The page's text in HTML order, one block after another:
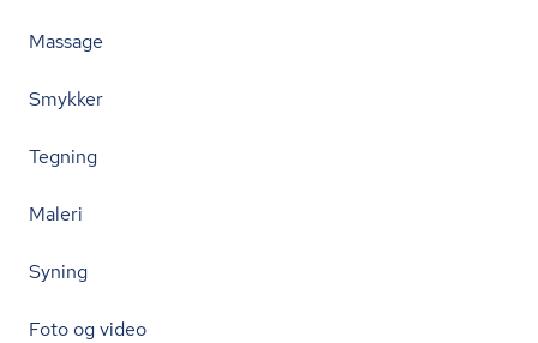
Massage
Smykker
Tegning
Maleri
Syning
Foto og video